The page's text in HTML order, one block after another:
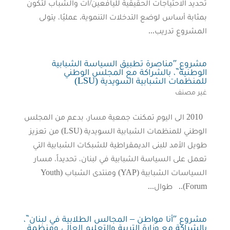
تحديد الاحتياجات الحقيقية لليافعين/ات والشباب لتكون
بمثابة أساس لوضع التدخلات التنموية. عمليًا، يتولى
المشروع تدريب...
مشروع ʺمناصرة تطبيق السياسة الشبابية
الوطنية‶، بالشراكة مع المجلس الوطني
للمنظمات الشبابية السويدية (LSU)
غير مصنف
2010 الى اليوم تمكنت جمعية مسار، بدعم من المجلس
الوطني للمنظمات الشبابية السويدية (LSU) من تعزيز
طويل الأمد للبنى الديمقراطية للشبكات الشبابية التي
تعمل على السياسة الشبابية في لبنان، تحديداً، مسار
السياسات الشبابية (YAP) ومنتدى الشباب (Youth
Forum).. طوال...
مشروع ʺأنا مواطن – المجالس الطلابية في لبنان‶،
بالشراكة مع وزارة التربية والتعليم العالي ومنظمة